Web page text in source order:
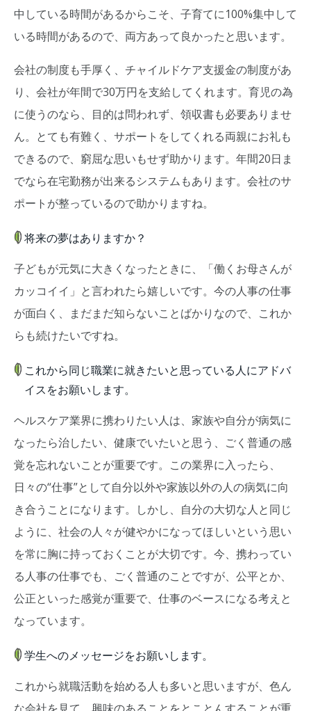
中している時間があるからこそ、子育てに100%集中して
いる時間があるので、両方あって良かったと思います。
会社の制度も手厚く、チャイルドケア支援金の制度があ
り、会社が年間で30万円を支給してくれます。育児の為
に使うのなら、目的は問われず、領収書も必要ありませ
ん。とても有難く、サポートをしてくれる両親にお礼も
できるので、窮屈な思いもせず助かります。年間20日ま
でなら在宅勤務が出来るシステムもあります。会社のサ
ポートが整っているので助かりますね。
将来の夢はありますか？
子どもが元気に大きくなったときに、「働くお母さんが
カッコイイ」と言われたら嬉しいです。今の人事の仕事
が面白く、まだまだ知らないことばかりなので、これか
らも続けたいですね。
これから同じ職業に就きたいと思っている人にアドバ
イスをお願いします。
ヘルスケア業界に携わりたい人は、家族や自分が病気に
なったら治したい、健康でいたいと思う、ごく普通の感
覚を忘れないことが重要です。この業界に入ったら、
日々の“仕事”として自分以外や家族以外の人の病気に向
き合うことになります。しかし、自分の大切な人と同じ
ように、社会の人々が健やかになってほしいという思い
を常に胸に持っておくことが大切です。今、携わってい
る人事の仕事でも、ごく普通のことですが、公平とか、
公正といった感覚が重要で、仕事のベースになる考えと
なっています。
学生へのメッセージをお願いします。
これから就職活動を始める人も多いと思いますが、色ん